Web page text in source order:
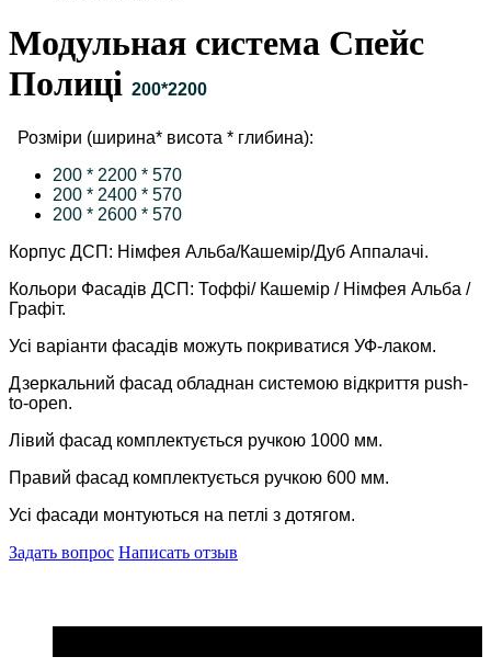
Модульная система Спейс
Полиці 200*2200
Розміри (ширина* висота * глибина):
200 * 2200 * 570
200 * 2400 * 570
200 * 2600 * 570
Корпус ДСП: Німфея Альба/Кашемір/Дуб Аппалачі.
Кольори Фасадів ДСП: Тоффі/ Кашемір / Німфея Альба /
Графіт.
Усі варіанти фасадів можуть покриватися УФ-лаком.
Дзеркальний фасад обладнан системою відкриття push-
to-open.
Лівий фасад комплектується ручкою 1000 мм.
Правий фасад комплектується ручкою 600 мм.
Усі фасади монтуються на петлі з дотягом.
Задать вопрос Написать отзыв